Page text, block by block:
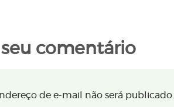
seu comentário
de e-mail não será publicado.